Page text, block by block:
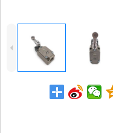
4